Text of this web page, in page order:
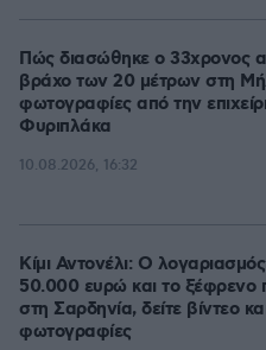
Πώς διασώθηκε ο 33χρονος
βράχο των 20 μέτρων στη
φωτογραφίες από την
Φυριπλάκα
10.08.2026, 16:32
Κίμι Αντονέλι: Ο
50.000 ευρώ και το ξέφρενο
στη Σαρδηνία, δείτε βίντεο
φωτογραφίες